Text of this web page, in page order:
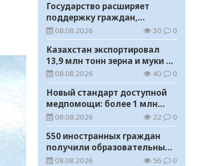
Государство расширяет
поддержку граждан,
переезжающих в новые
регионы для работы
08.08.2026 30 0
Казахстан экспортировал
13,9 млн тонн зерна и муки в
зерновом эквиваленте
08.08.2026 40 0
Новый стандарт доступной
медпомощи: более 1 млн
казахстанцев получили
телемедицинские услуги
08.08.2026 22 0
550 иностранных граждан
получили образовательные
гранты для обучения в
08.08.2026 56 0